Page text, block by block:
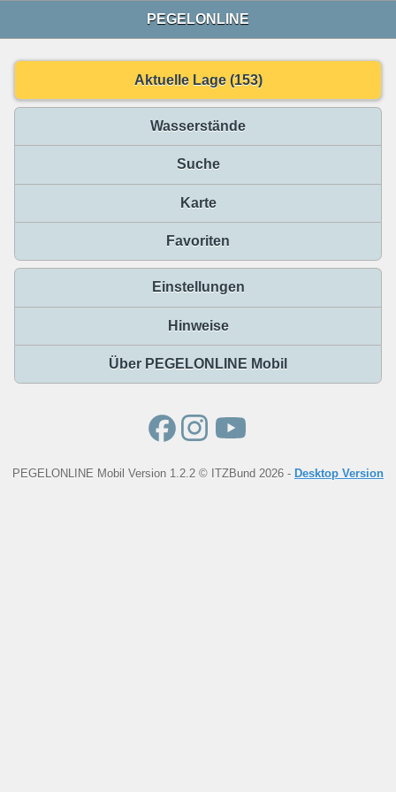
PEGELONLINE
Aktuelle Lage (153)
Wasserstände
Suche
Karte
Favoriten
Einstellungen
Hinweise
Über PEGELONLINE Mobil
PEGELONLINE Mobil Version 1.2.2 © ITZBund 2026 - Desktop Version